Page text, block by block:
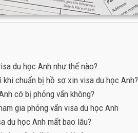
du học Anh như thế nào?
khi chuẩn bị hồ sơ xin visa du học Anh?
có bị phỏng vấn không?
gia phỏng vấn visa du học Anh
du học Anh mất bao lâu?